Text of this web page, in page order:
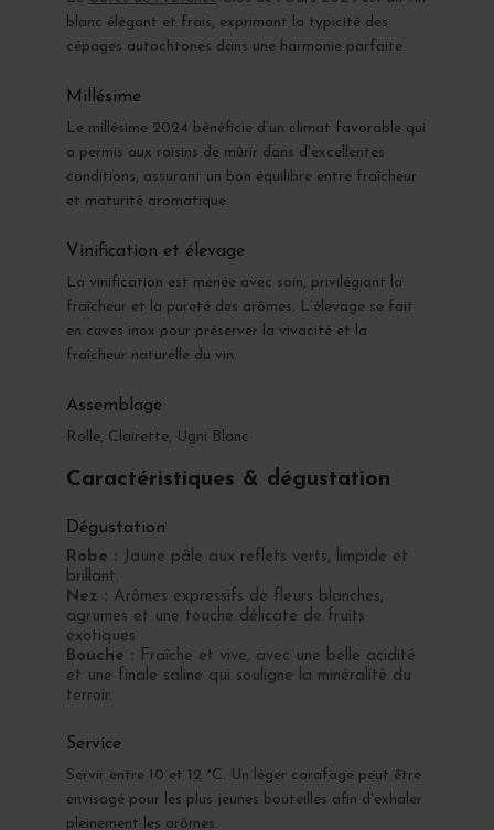
blanc élégant et frais, exprimant la typicité des
cépages autochtones dans une harmonie parfaite.
Millésime
Le millésime 2024 bénéficie d’un climat favorable qui
a permis aux raisins de mûrir dans d'excellentes
conditions, assurant un bon équilibre entre fraîcheur
et maturité aromatique.
Vinification et élevage
La vinification est menée avec soin, privilégiant la
fraîcheur et la pureté des arômes. L’élevage se fait
en cuves inox pour préserver la vivacité et la
fraîcheur naturelle du vin.
Assemblage
Rolle, Clairette, Ugni Blanc
Caractéristiques & dégustation
Dégustation
Robe : Jaune pâle aux reflets verts, limpide et
brillant.
Nez : Arômes expressifs de fleurs blanches,
agrumes et une touche délicate de fruits
exotiques.
Bouche : Fraîche et vive, avec une belle acidité
et une finale saline qui souligne la minéralité du
terroir.
Service
Servir entre 10 et 12 °C. Un léger carafage peut être
envisagé pour les plus jeunes bouteilles afin d'exhaler
pleinement les arômes.